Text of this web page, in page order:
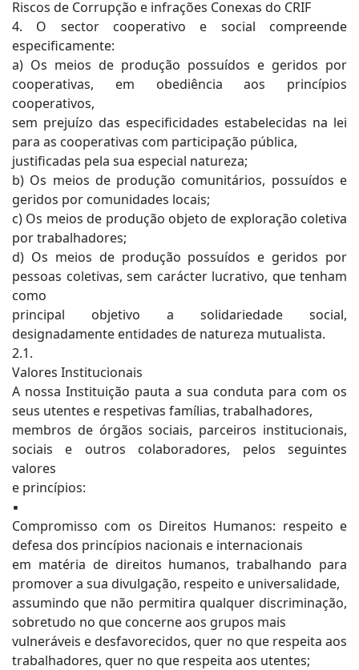
Riscos de Corrupção e infrações Conexas do CRIF
4. O sector cooperativo e social compreende
especificamente:
a) Os meios de produção possuídos e geridos por
cooperativas, em obediência aos princípios
cooperativos,
sem prejuízo das especificidades estabelecidas na lei
para as cooperativas com participação pública,
justificadas pela sua especial natureza;
b) Os meios de produção comunitários, possuídos e
geridos por comunidades locais;
c) Os meios de produção objeto de exploração coletiva
por trabalhadores;
d) Os meios de produção possuídos e geridos por
pessoas coletivas, sem carácter lucrativo, que tenham
como
principal objetivo a solidariedade social,
designadamente entidades de natureza mutualista.
2.1.
Valores Institucionais
A nossa Instituição pauta a sua conduta para com os
seus utentes e respetivas famílias, trabalhadores,
membros de órgãos sociais, parceiros institucionais,
sociais e outros colaboradores, pelos seguintes
valores
e princípios:
▪
Compromisso com os Direitos Humanos: respeito e
defesa dos princípios nacionais e internacionais
em matéria de direitos humanos, trabalhando para
promover a sua divulgação, respeito e universalidade,
assumindo que não permitira qualquer discriminação,
sobretudo no que concerne aos grupos mais
vulneráveis e desfavorecidos, quer no que respeita aos
trabalhadores, quer no que respeita aos utentes;